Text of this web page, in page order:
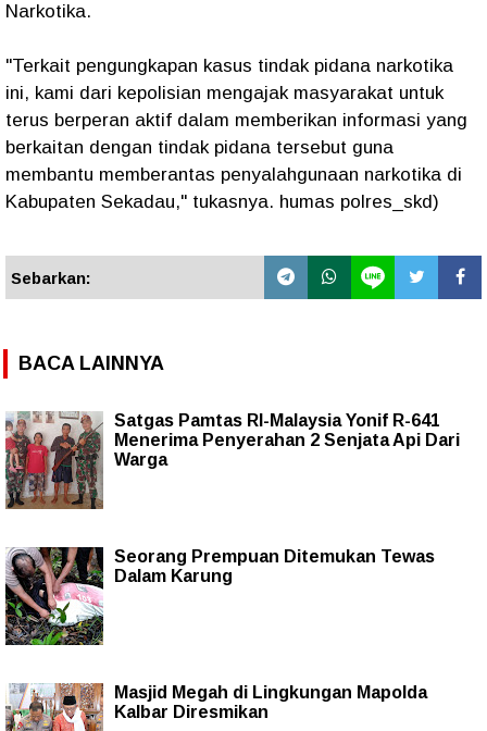
Narkotika.
"Terkait pengungkapan kasus tindak pidana narkotika
ini, kami dari kepolisian mengajak masyarakat untuk
terus berperan aktif dalam memberikan informasi yang
berkaitan dengan tindak pidana tersebut guna
membantu memberantas penyalahgunaan narkotika di
Kabupaten Sekadau," tukasnya. humas polres_skd)
Sebarkan:
BACA LAINNYA
Satgas Pamtas RI-Malaysia Yonif R-641
Menerima Penyerahan 2 Senjata Api Dari
Warga
Seorang Prempuan Ditemukan Tewas
Dalam Karung
Masjid Megah di Lingkungan Mapolda
Kalbar Diresmikan